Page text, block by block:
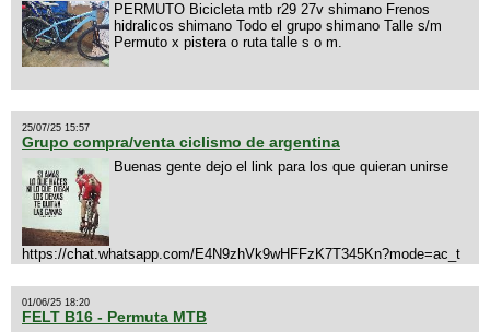
PERMUTO Bicicleta mtb r29 27v shimano Frenos
hidralicos shimano Todo el grupo shimano Talle s/m
Permuto x pistera o ruta talle s o m.
25/07/25 15:57
Grupo compra/venta ciclismo de argentina
Buenas gente dejo el link para los que quieran unirse
https://chat.whatsapp.com/E4N9zhVk9wHFFzK7T345Kn?mode=ac_t
01/06/25 18:20
FELT B16 - Permuta MTB